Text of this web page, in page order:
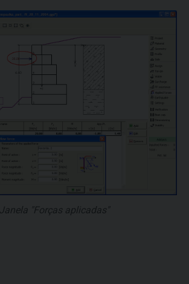
Janela "Forças aplicadas"